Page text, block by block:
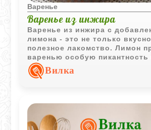
Варенье
Варенье из инжира
Варенье из инжира с
лимона - это не только
полезное лакомство. Лимон
варенью особую пикантность
свежесть, а инжир обогащает
полезными витаминами и
десерту, а также поможет
иммунитет в холодное время
Вилка